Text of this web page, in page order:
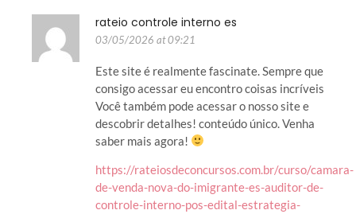
rateio controle interno es
03/05/2026 at 09:21
Este site é realmente fascinate. Sempre que
consigo acessar eu encontro coisas incríveis
Você também pode acessar o nosso site e
descobrir detalhes! conteúdo único. Venha
saber mais agora!
https://rateiosdeconcursos.com.br/curso/camara-
de-venda-nova-do-imigrante-es-auditor-de-
controle-interno-pos-edital-estrategia-